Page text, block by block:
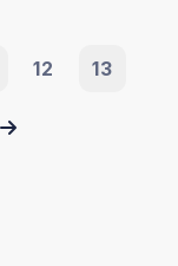
12 13